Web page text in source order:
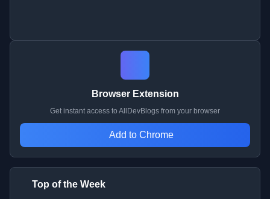
Browser Extension
Get instant access to AllDevBlogs from your browser
Add to Chrome
Top of the Week